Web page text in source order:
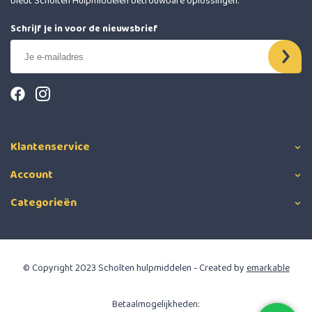
Schrijf je in voor de nieuwsbrief
Klantenservice
Account
Categorieën
© Copyright 2023 Scholten hulpmiddelen - Created byemarkable
Betaalmogelijkheden: